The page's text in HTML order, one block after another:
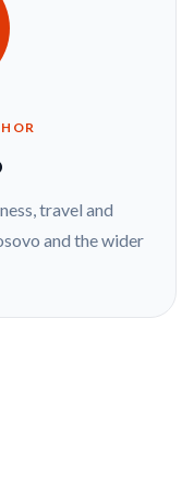
travel and
and the wider